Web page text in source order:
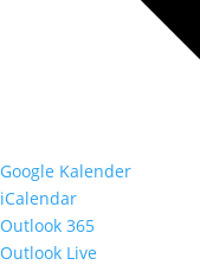
Google Kalender
iCalendar
Outlook 365
Outlook Live